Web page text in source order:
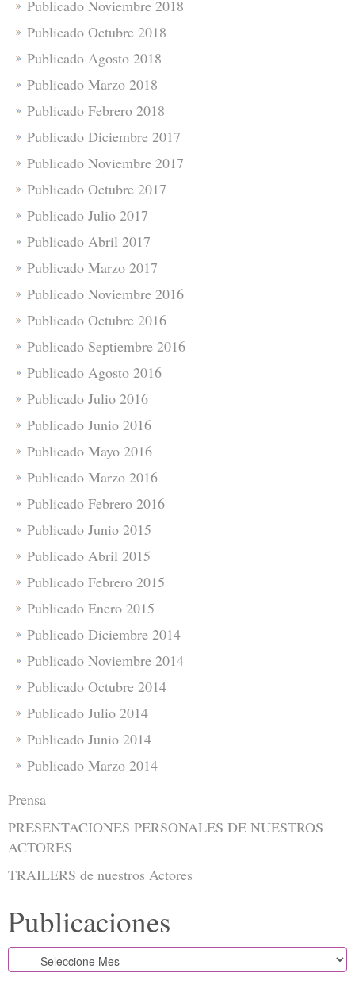
Publicado Noviembre 2018
Publicado Octubre 2018
Publicado Agosto 2018
Publicado Marzo 2018
Publicado Febrero 2018
Publicado Diciembre 2017
Publicado Noviembre 2017
Publicado Octubre 2017
Publicado Julio 2017
Publicado Abril 2017
Publicado Marzo 2017
Publicado Noviembre 2016
Publicado Octubre 2016
Publicado Septiembre 2016
Publicado Agosto 2016
Publicado Julio 2016
Publicado Junio 2016
Publicado Mayo 2016
Publicado Marzo 2016
Publicado Febrero 2016
Publicado Junio 2015
Publicado Abril 2015
Publicado Febrero 2015
Publicado Enero 2015
Publicado Diciembre 2014
Publicado Noviembre 2014
Publicado Octubre 2014
Publicado Julio 2014
Publicado Junio 2014
Publicado Marzo 2014
Prensa
PRESENTACIONES PERSONALES DE NUESTROS
ACTORES
TRAILERS de nuestros Actores
Publicaciones